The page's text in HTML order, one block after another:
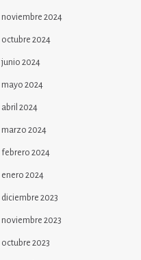
noviembre 2024
octubre 2024
junio 2024
mayo 2024
abril 2024
marzo 2024
febrero 2024
enero 2024
diciembre 2023
noviembre 2023
octubre 2023